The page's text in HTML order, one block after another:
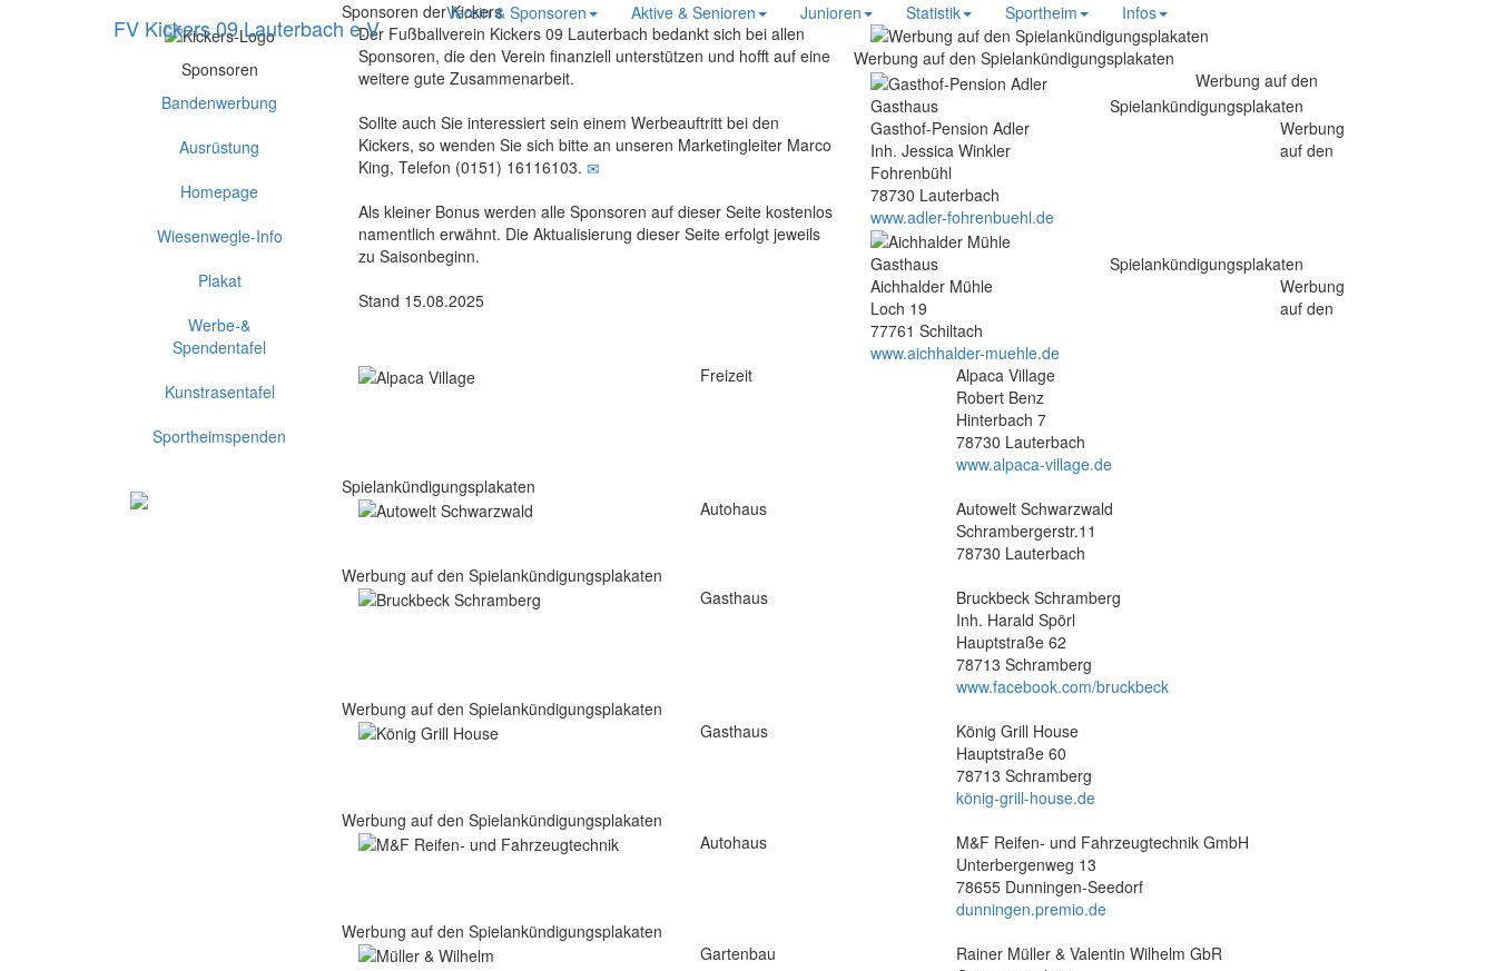
FV Kickers 09 Lauterbach e.V
Verein & Sponsoren Aktive & Senioren Junioren Statistik Sportheim Infos
Sponsoren
Bandenwerbung
Ausrüstung
Homepage
Wiesenwegle-Info
Plakat
Werbe-&
Spendentafel
Kunstrasentafel
Sportheimspenden
Sponsoren der Kickers
Der Fußballverein Kickers 09 Lauterbach bedankt sich bei allen
Sponsoren, die den Verein finanziell unterstützen und hofft auf eine
weitere gute Zusammenarbeit.
Sollte auch Sie interessiert sein einem Werbeauftritt bei den
Kickers, so wenden Sie sich bitte an unseren Marketingleiter Marco
King, Telefon (0151) 16116103.
Als kleiner Bonus werden alle Sponsoren auf dieser Seite kostenlos
namentlich erwähnt. Die Aktualisierung dieser Seite erfolgt jeweils
zu Saisonbeginn.
Stand 15.08.2025
Werbung auf den Spielankündigungsplakaten
Gasthaus
Gasthof-Pension Adler
Inh. Jessica Winkler
Fohrenbühl
78730 Lauterbach
www.adler-fohrenbuehl.de
Werbung auf den
Spielankündigungsplakaten
Gasthaus
Aichhalder Mühle
Loch 19
77761 Schiltach
www.aichhalder-muehle.de
Werbung
auf den
Spielankündigungsplakaten
Freizeit
Alpaca Village
Robert Benz
Hinterbach 7
78730 Lauterbach
www.alpaca-village.de
Werbung
auf den
Spielankündigungsplakaten
Autohaus
Autowelt Schwarzwald
Schrambergerstr.11
78730 Lauterbach
Werbung auf den Spielankündigungsplakaten
Gasthaus
Bruckbeck Schramberg
Inh. Harald Spörl
Hauptstraße 62
78713 Schramberg
www.facebook.com/bruckbeck
Werbung auf den Spielankündigungsplakaten
Gasthaus
König Grill House
Hauptstraße 60
78713 Schramberg
könig-grill-house.de
Werbung auf den Spielankündigungsplakaten
Autohaus
M&F Reifen- und Fahrzeugtechnik GmbH
Unterbergenweg 13
78655 Dunningen-Seedorf
dunningen.premio.de
Werbung auf den Spielankündigungsplakaten
Gartenbau
Rainer Müller & Valentin Wilhelm GbR